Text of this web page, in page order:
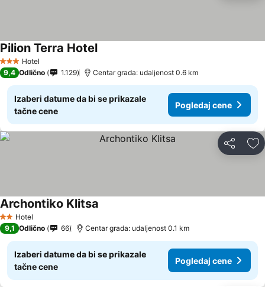
3 Zvezdice
Hotel
Pilion Terra Hotel
9,4 Odlično 1.129 Centar grada: udaljenost 0.6 km
Izaberi datume da bi se prikazale
tačne cene
Pogledaj cene
Deli
2 Zvezdice
Hotel
Archontiko Klitsa
9,1 Odlično 66 Centar grada: udaljenost 0.1 km
Izaberi datume da bi se prikazale
tačne cene
Pogledaj cene